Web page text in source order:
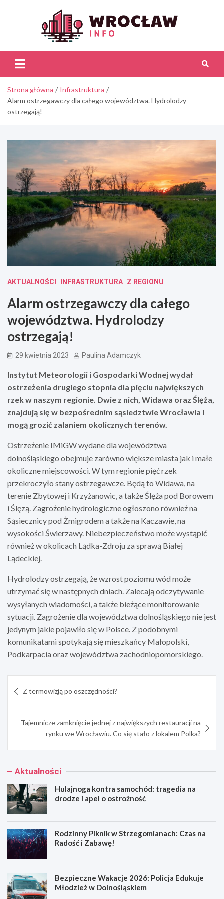
Strona główna
Infrastruktura
Alarm ostrzegawczy dla całego województwa. Hydrolodzy
ostrzegają!
AKTUALNOŚCI INFRASTRUKTURA Z REGIONU
Alarm ostrzegawczy dla całego
województwa. Hydrolodzy
ostrzegają!
29 kwietnia 2023 Paulina Adamczyk
Instytut Meteorologii i Gospodarki Wodnej wydał
ostrzeżenia drugiego stopnia dla pięciu największych
rzek w naszym regionie. Dwie z nich, Widawa oraz Ślęża,
znajdują się w bezpośrednim sąsiedztwie Wrocławia i
mogą grozić zalaniem okolicznych terenów.
Ostrzeżenie IMiGW wydane dla województwa
dolnośląskiego obejmuje zarówno większe miasta jak i małe
okoliczne miejscowości. W tym regionie pięć rzek
przekroczyło stany ostrzegawcze. Będą to Widawa, na
terenie Zbytowej i Krzyżanowic, a także Ślęża pod Borowem
i Ślęzą. Zagrożenie hydrologiczne ogłoszono również na
Sąsiecznicy pod Żmigrodem a także na Kaczawie, na
wysokości Świerzawy. Niebezpieczeństwo może wystąpić
również w okolicach Lądka-Zdroju za sprawą Białej
Lądeckiej.
Hydrolodzy ostrzegają, że wzrost poziomu wód może
utrzymać się w następnych dniach. Zalecają odczytywanie
wysyłanych wiadomości, a także bieżące monitorowanie
sytuacji. Zagrożenie dla województwa dolnośląskiego nie jest
jedynym jakie pojawiło się w Polsce. Z podobnymi
komunikatami spotykają się mieszkańcy Małopolski,
Podkarpacia oraz województwa zachodniopomorskiego.
wpisu
Z termowizją po oszczędności?
Tajemnicze zamknięcie jednej z największych restauracji na
rynku we Wrocławiu. Co się stało z lokalem Polka?
Aktualności
Hulajnoga kontra samochód: tragedia na
drodze i apel o ostrożność
Rodzinny Piknik w Strzegomianach: Czas na
Radość i Zabawę!
Bezpieczne Wakacje 2026: Policja Edukuje
Młodzież w Dolnośląskiem